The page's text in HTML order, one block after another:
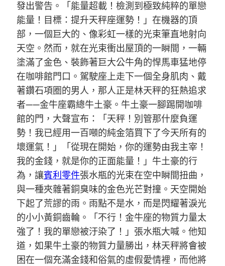
發出警告。「能量超載！檢測到極致純粹的單戀
能量！目標：提升天秤座運勢！」在機器的頂
部，一個巨大的、像彩虹一樣的光束筆直地射向
天空。然而，就在光束衝出屋頂的一瞬間，一輛
塗滿了金色、裝飾著巨大公牛角的悍馬車猛地停
在咖啡館門口。駕駛座上走下一個全身肌肉、戴
著鑽石項圈的男人，那人正是林天秤的狂熱追求
者——金牛座霸總牛土豪。牛土豪一腳踢開咖啡
館的門，大聲宣布：「天秤！別管那什麼負運
勢！我已經用一百噸的純金箔買下了今天所有的
壞運氣！」「從現在開始，你的運勢由我主宰！
我的金錢，就是你的正面能量！」牛土豪的行
為，讓賓利零件張水瓶的光束在空中瞬間扭曲，
與一種夾雜著銅臭味的金色光芒對撞。天空開始
下起了荒謬的雨。雨點不是水，而是閃耀著淚光
的小小黃銅齒輪。「不行！金牛座的物質力量太
強了！我的單戀被汙染了！」張水瓶大喊。他知
道，如果牛土豪的物質力量勝出，林天秤將會被
困在一個充滿金錢和俗氣的虛假愛情裡，而他將